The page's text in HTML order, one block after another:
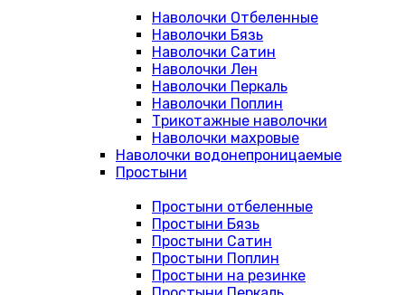
Наволочки Отбеленные
Наволочки Бязь
Наволочки Сатин
Наволочки Лен
Наволочки Перкаль
Наволочки Поплин
Трикотажные наволочки
Наволочки махровые
Наволочки водонепроницаемые
Простыни
Простыни отбеленные
Простыни Бязь
Простыни Сатин
Простыни Поплин
Простыни на резинке